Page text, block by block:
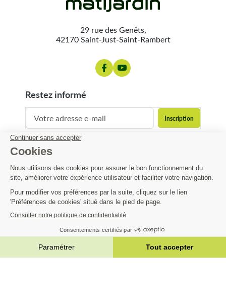
19,93 € -10%
  AJOUTER AU PANIER
29 rue des Genêts,
42170 Saint-Just-Saint-Rambert
restez informé
contact@matijardin.fr
Matijardin
Infos pratiques
Réalisation